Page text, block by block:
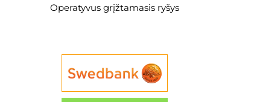
Operatyvus grįžtamasis ryšys